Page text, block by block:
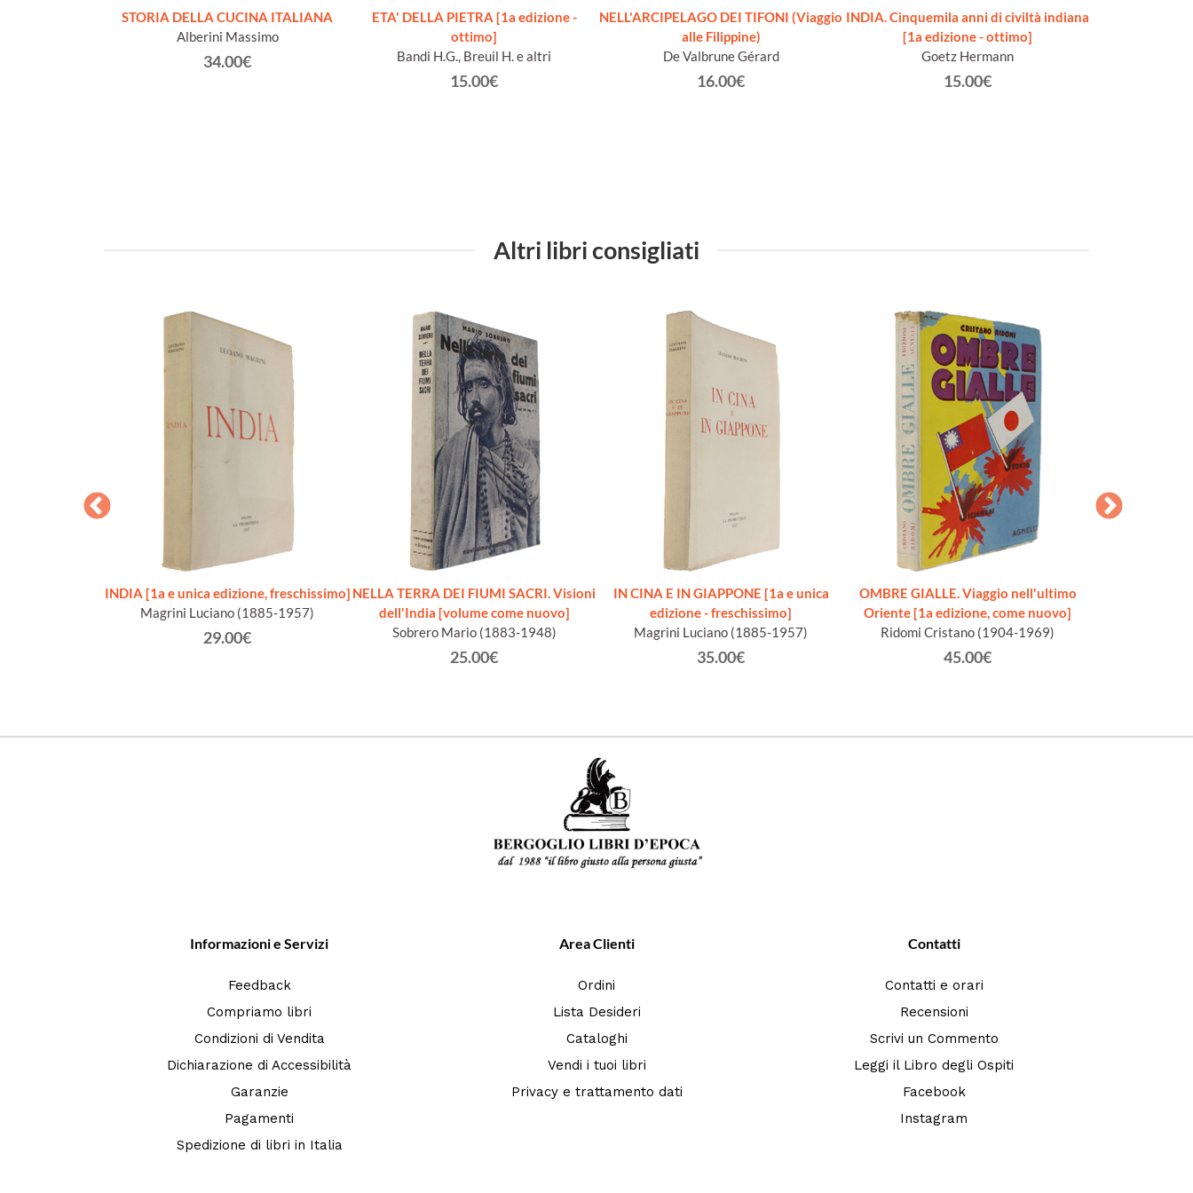
STORIA DELLA CUCINA ITALIANA
Alberini Massimo
34.00€
ETA' DELLA PIETRA [1a edizione -
ottimo]
Bandi H.G., Breuil H. e altri
15.00€
NELL'ARCIPELAGO DEI TIFONI (Viaggio
alle Filippine)
De Valbrune Gérard
16.00€
INDIA. Cinquemila anni di civiltà indiana
[1a edizione - ottimo]
Goetz Hermann
15.00€
Altri libri consigliati
INDIA [1a e unica edizione, freschissimo]
Magrini Luciano (1885-1957)
29.00€
NELLA TERRA DEI FIUMI SACRI. Visioni
dell'India [volume come nuovo]
Sobrero Mario (1883-1948)
25.00€
IN CINA E IN GIAPPONE [1a e unica
edizione - freschissimo]
Magrini Luciano (1885-1957)
35.00€
OMBRE GIALLE. Viaggio nell'ultimo
Oriente [1a edizione, come nuovo]
Ridomi Cristano (1904-1969)
45.00€
Informazioni e Servizi
Feedback
Compriamo libri
Condizioni di Vendita
Dichiarazione di Accessibilità
Garanzie
Pagamenti
Spedizione di libri in Italia
Area Clienti
Ordini
Lista Desideri
Cataloghi
Vendi i tuoi libri
Privacy e trattamento dati
Contatti
Contatti e orari
Recensioni
Scrivi un Commento
Leggi il Libro degli Ospiti
Facebook
Instagram